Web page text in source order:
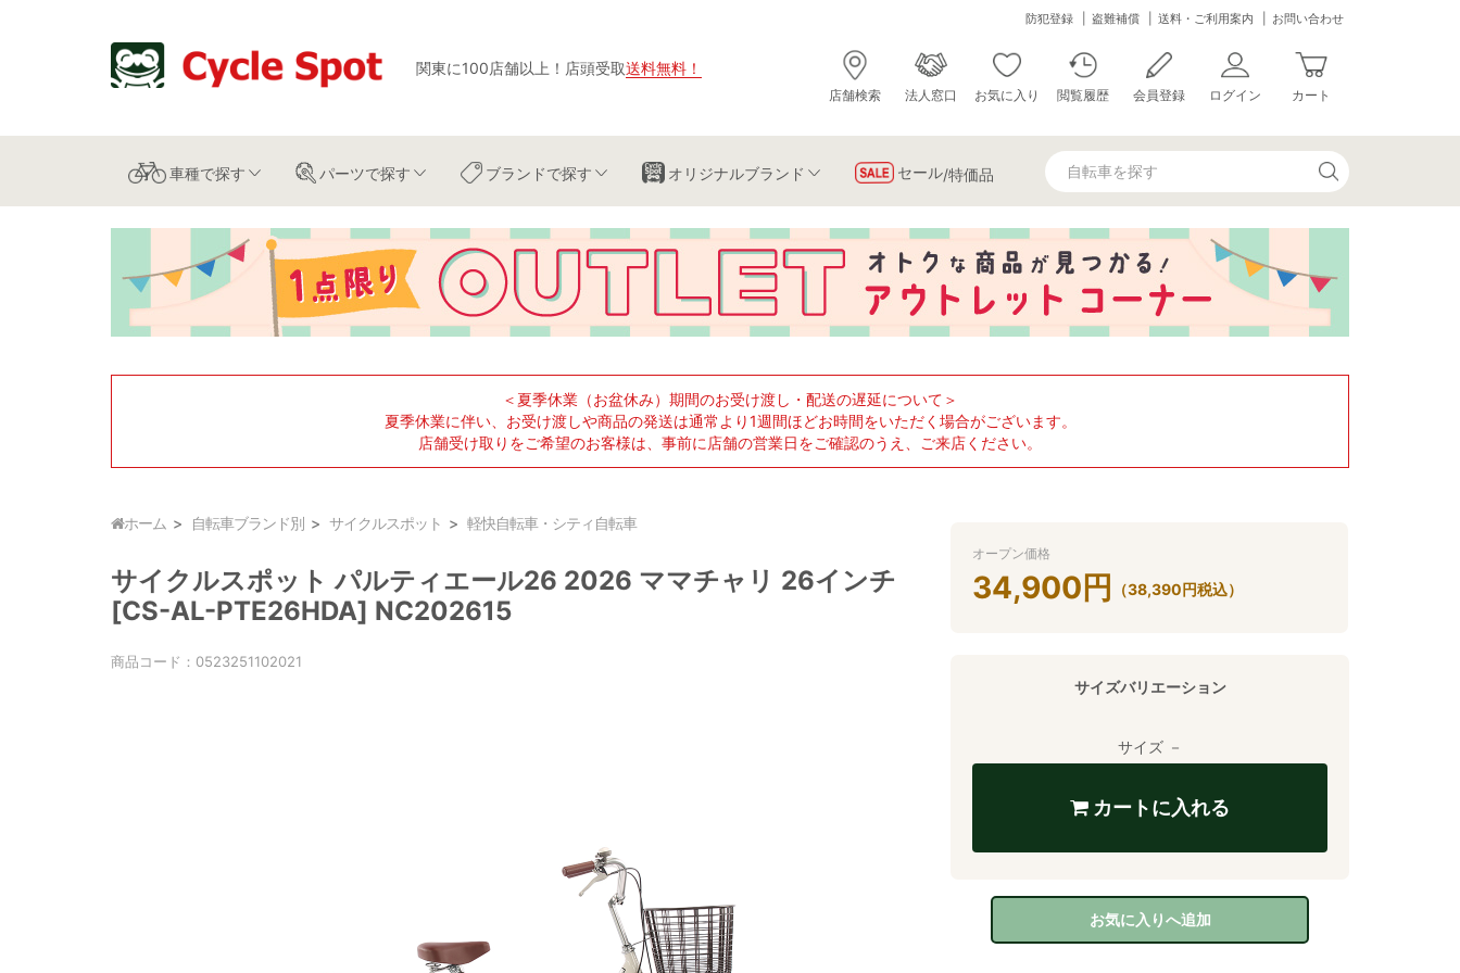
関東に100店舗以上 ！ 店頭受取送料無料 ！
防犯登録 盗難補償 送料・ご利用案内 お問い合わせ
店舗検索 法人窓口 お気に入り 閲覧履歴 会員登録 ログイン カート
車種で探す パーツで探す ブランドで探す オリジナルブランド セール/特価品
＜夏季休業（お盆休み）期間のお受け渡し・配送の遅延について＞
夏季休業に伴い、お受け渡しや商品の発送は通常より1週間ほどお時間をいただく場合がございます。
店舗受け取りをご希望のお客様は、事前に店舗の営業日をご確認のうえ、ご来店ください。
ホーム 自転車ブランド別 サイクルスポット 軽快自転車・シティ自転車
サイクルスポット パルティエール26 2026 ママチャリ 26インチ
[CS-AL-PTE26HDA] NC202615
商品コード： 0523251102021
オープン価格
34,900 円 （38,390円税込）
サイズバリエーション
サイズ －
カートに入れる
お気に入りへ追加